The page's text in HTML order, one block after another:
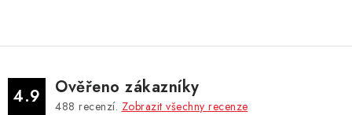
4.9 Ověřeno zákazníky
488 recenzí. Zobrazit všechny recenze